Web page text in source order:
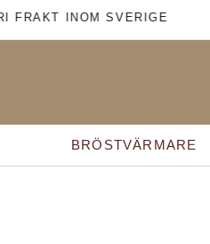
FRAKT INOM SVERIGE
BRÖSTVÄRMARE